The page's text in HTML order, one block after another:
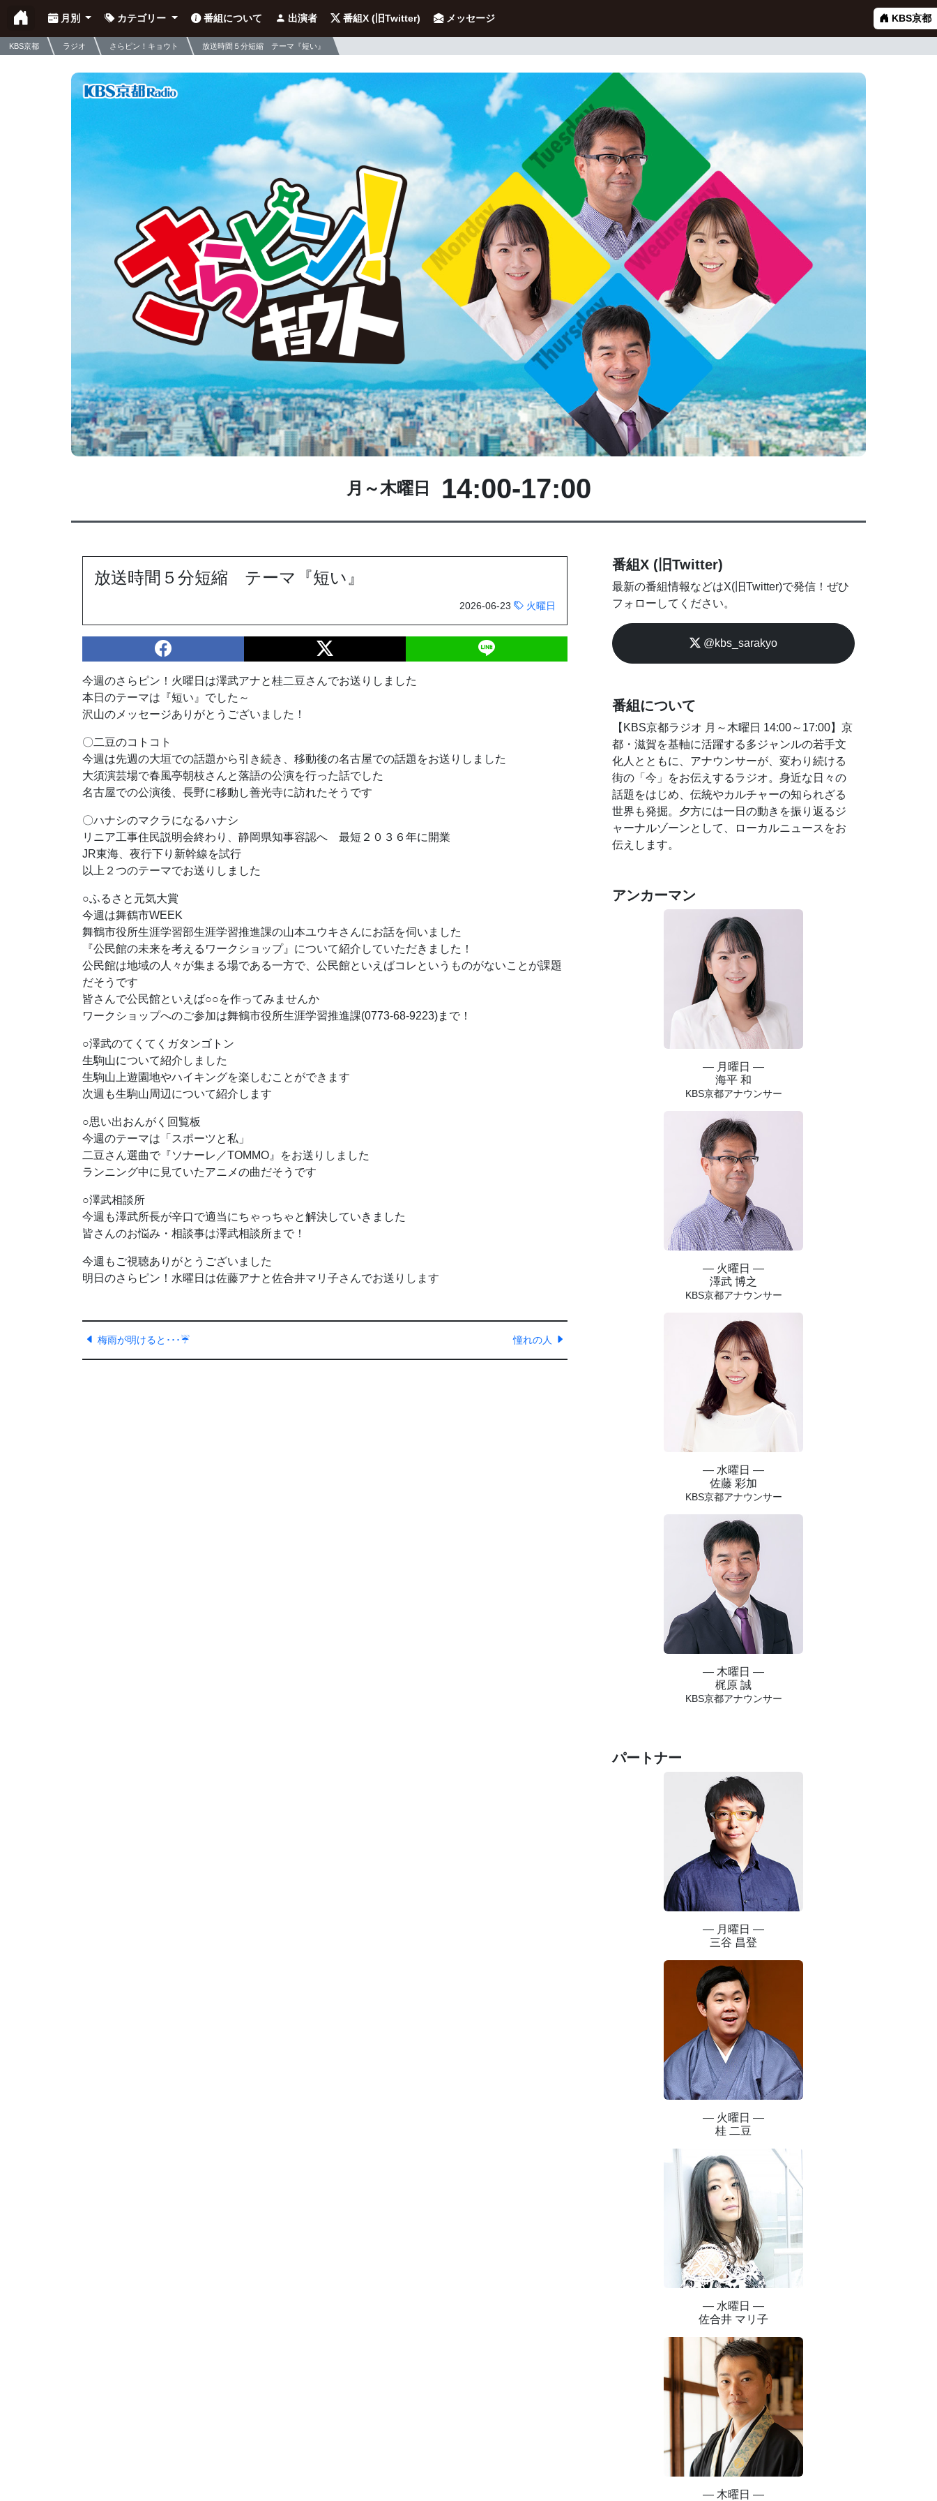
月別 カテゴリー 番組について 出演者 番組X (旧Twitter) メッセージ KBS京都
KBS京都 ラジオ さらピン！キョウト 放送時間５分短縮 テーマ『短い』
月～木曜日 14:00-17:00
放送時間５分短縮 テーマ『短い』
2026-06-23 火曜日
今週のさらピン！火曜日は澤武アナと桂二豆さんでお送りしました
本日のテーマは『短い』でした～
沢山のメッセージありがとうございました！
〇二豆のコトコト
今週は先週の大垣での話題から引き続き、移動後の名古屋での話題をお送りしました
大須演芸場で春風亭朝枝さんと落語の公演を行った話でした
名古屋での公演後、長野に移動し善光寺に訪れたそうです
〇ハナシのマクラになるハナシ
リニア工事住民説明会終わり、静岡県知事容認へ 最短２０３６年に開業
JR東海、夜行下り新幹線を試行
以上２つのテーマでお送りしました
○ふるさと元気大賞
今週は舞鶴市WEEK
舞鶴市役所生涯学習部生涯学習推進課の山本ユウキさんにお話を伺いました
『公民館の未来を考えるワークショップ』について紹介していただきました！
公民館は地域の人々が集まる場である一方で、公民館といえばコレというものがないことが課題
だそうです
皆さんで公民館といえば○○を作ってみませんか
ワークショップへのご参加は舞鶴市役所生涯学習推進課(0773-68-9223)まで！
○澤武のてくてくガタンゴトン
生駒山について紹介しました
生駒山上遊園地やハイキングを楽しむことができます
次週も生駒山周辺について紹介します
○思い出おんがく回覧板
今週のテーマは「スポーツと私」
二豆さん選曲で『ソナーレ／TOMMO』をお送りしました
ランニング中に見ていたアニメの曲だそうです
○澤武相談所
今週も澤武所長が辛口で適当にちゃっちゃと解決していきました
皆さんのお悩み・相談事は澤武相談所まで！
今週もご視聴ありがとうございました
明日のさらピン！水曜日は佐藤アナと佐合井マリ子さんでお送りします
梅雨が明けると･･･☔ 憧れの人
番組X (旧Twitter)
最新の番組情報などはX(旧Twitter)で発信！ぜひ
フォローしてください。
@kbs_sarakyo
番組について
【KBS京都ラジオ 月～木曜日 14:00～17:00】京
都・滋賀を基軸に活躍する多ジャンルの若手文
化人とともに、アナウンサーが、変わり続ける
街の「今」をお伝えするラジオ。身近な日々の
話題をはじめ、伝統やカルチャーの知られざる
世界も発掘。夕方には一日の動きを振り返るジ
ャーナルゾーンとして、ローカルニュースをお
伝えします。
アンカーマン
― 月曜日 ―
海平 和
KBS京都アナウンサー
― 火曜日 ―
澤武 博之
KBS京都アナウンサー
― 水曜日 ―
佐藤 彩加
KBS京都アナウンサー
― 木曜日 ―
梶原 誠
KBS京都アナウンサー
パートナー
― 月曜日 ―
三谷 昌登
― 火曜日 ―
桂 二豆
― 水曜日 ―
佐合井 マリ子
― 木曜日 ―